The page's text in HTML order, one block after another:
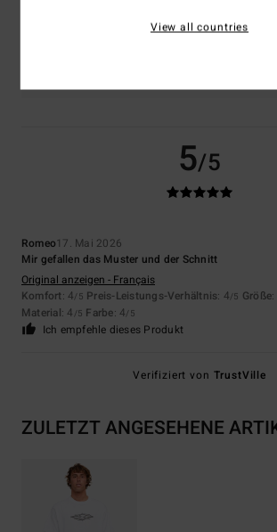
5/5
Romeo17. Mai 2026
Mir gefallen das Muster und der Schnitt
Original anzeigen - Français
Komfort: 4/5 Preis-Leistungs-Verhältnis: 4/5 Größe
Material: 4 /5 Farbe: 4/5
Ich empfehle dieses Produkt
Verifiziert von TrustVille
ZULETZT ANGESEHENE
View all countries